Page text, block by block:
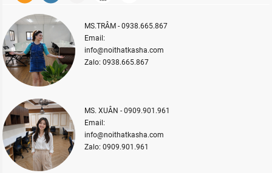
MS.TRÂM - 0938.665.867
Email:
info@noithatkasha.com
Zalo: 0938.665.867
MS. XUÂN - 0909.901.961
Email:
info@noithatkasha.com
Zalo: 0909.901.961